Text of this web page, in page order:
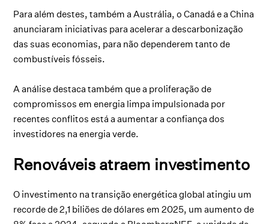
Para além destes, também a Austrália, o Canadá e a China
anunciaram iniciativas para acelerar a descarbonização
das suas economias, para não dependerem tanto de
combustíveis fósseis.
A análise destaca também que a proliferação de
compromissos em energia limpa impulsionada por
recentes conflitos está a aumentar a confiança dos
investidores na energia verde.
Renováveis atraem investimento
O investimento na transição energética global atingiu um
recorde de 2,1 biliões de dólares em 2025, um aumento de